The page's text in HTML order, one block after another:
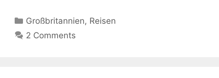
Kategorien
Großbritannien, Reisen
2 Comments